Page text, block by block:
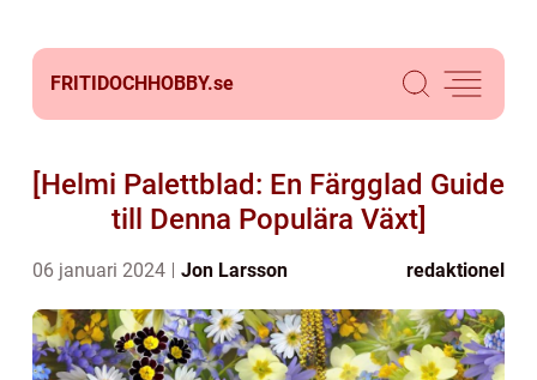
FRITIDOCHHOBBY.se
[Helmi Palettblad: En Färgglad Guide
till Denna Populära Växt]
06 januari 2024 Jon Larsson redaktionel